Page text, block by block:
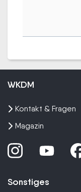
WKDM
Kontakt & Fragen
Magazin
Sonstiges